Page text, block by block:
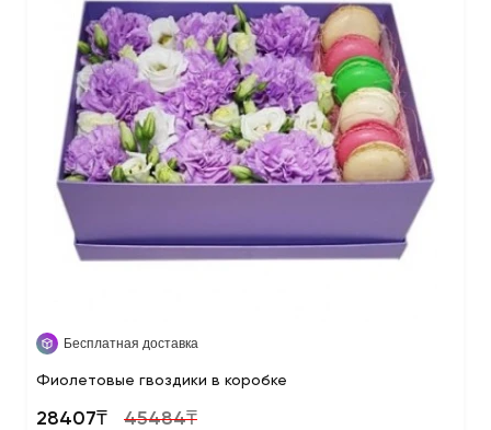
Бесплатная доставка
Фиолетовые гвоздики в коробке
28407₸ 45484₸